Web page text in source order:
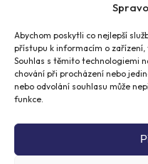
Abychom poskytli co nejlepší
přístupu k informacím o zařízení,
Souhlas s těmito technologiemi
chování při procházení nebo
nebo odvolání souhlasu může
funkce.
5.) Nastavení potvrďte